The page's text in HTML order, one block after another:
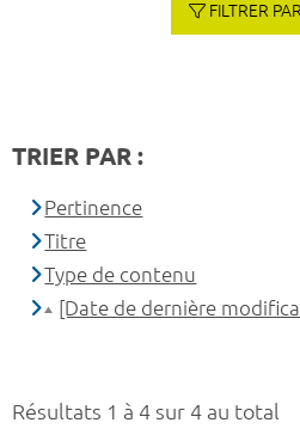
Résultats 1 à 4 sur 4 au total
FILTRER
TRIER PAR :
Pertinence
Titre
Type de contenu
[Date de dernière